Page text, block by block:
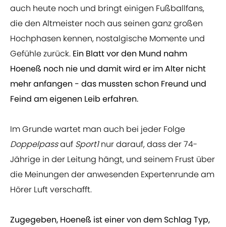
auch heute noch und bringt einigen Fußballfans,
die den Altmeister noch aus seinen ganz großen
Hochphasen kennen, nostalgische Momente und
Gefühle zurück. Ein Blatt vor den Mund nahm
Hoeneß noch nie und damit wird er im Alter nicht
mehr anfangen - das mussten schon Freund und
Feind am eigenen Leib erfahren.
Im Grunde wartet man auch bei jeder Folge
Doppelpassauf Sport1nur darauf, dass der 74-
Jährige in der Leitung hängt, und seinem Frust über
die Meinungen der anwesenden Expertenrunde am
Hörer Luft verschafft.
Zugegeben, Hoeneß ist einer von dem Schlag Typ,